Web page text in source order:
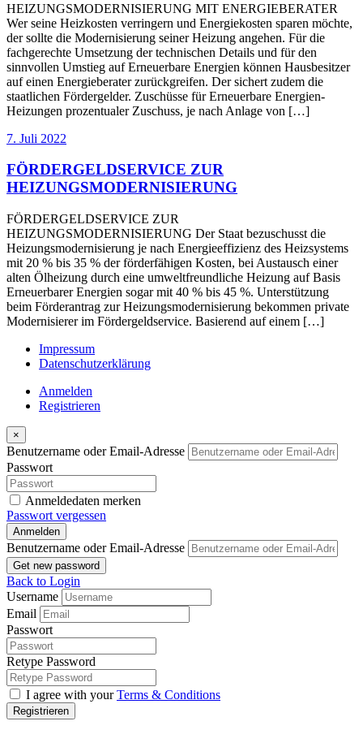
HEIZUNGSMODERNISIERUNG MIT ENERGIEBERATER
Wer seine Heizkosten verringern und Energiekosten sparen möchte,
der sollte die Modernisierung seiner Heizung angehen. Für die
fachgerechte Umsetzung der technischen Details und für den
sinnvollen Umstieg auf Erneuerbare Energien können Hausbesitzer
auf einen Energieberater zurückgreifen. Der sichert zudem die
staatlichen Fördergelder. Zuschüsse für Erneuerbare Energien-
Heizungen prozentualer Zuschuss, je nach Anlage von […]
7. Juli 2022
FÖRDERGELDSERVICE ZUR
HEIZUNGSMODERNISIERUNG
FÖRDERGELDSERVICE ZUR
HEIZUNGSMODERNISIERUNG Der Staat bezuschusst die
Heizungsmodernisierung je nach Energieeffizienz des Heizsystems
mit 20 % bis 35 % der förderfähigen Kosten, bei Austausch einer
alten Ölheizung durch eine umweltfreundliche Heizung auf Basis
Erneuerbarer Energien sogar mit 40 % bis 45 %. Unterstützung
beim Förderantrag zur Heizungsmodernisierung bekommen private
Modernisierer im Fördergeldservice. Basierend auf einem […]
Impressum
Datenschutzerklärung
Anmelden
Registrieren
×
Benutzername oder Email-Adresse
Passwort
Anmeldedaten merken
Passwort vergessen
Anmelden
Benutzername oder Email-Adresse
Get new password
Back to Login
Username
Email
Passwort
Retype Password
I agree with yourTerms & Conditions
Registrieren